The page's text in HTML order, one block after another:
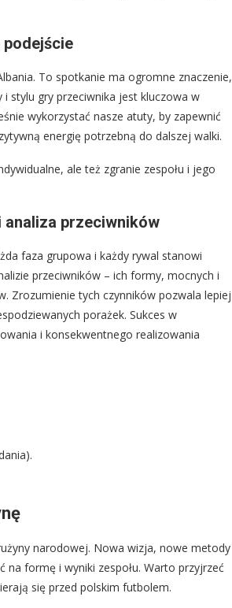
To spotkanie ma ogromne znaczenie,
stylu gry przeciwnika jest kluczowa w
wykorzystać nasze atuty, by zapewnić
energię potrzebną do dalszej walki.
ale też zgranie zespołu i jego
przeciwników
faza grupowa i każdy rywal stanowi
przeciwników – ich formy, mocnych i
Zrozumienie tych czynników pozwala lepiej
porażek. Sukces w
i konsekwentnego realizowania
narodowej. Nowa wizja, nowe metody
na formę i wyniki zespołu. Warto przyjrzeć
się przed polskim futbolem.